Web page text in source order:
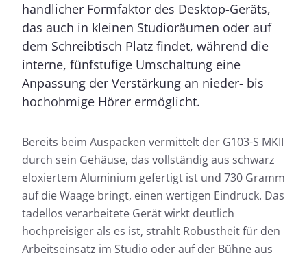
handlicher Formfaktor des Desktop-Geräts,
das auch in kleinen Studioräumen oder auf
dem Schreibtisch Platz findet, während die
interne, fünfstufige Umschaltung eine
Anpassung der Verstärkung an nieder- bis
hochohmige Hörer ermöglicht.
Bereits beim Auspacken vermittelt der G103-S MKII
durch sein Gehäuse, das vollständig aus schwarz
eloxiertem Aluminium gefertigt ist und 730 Gramm
auf die Waage bringt, einen wertigen Eindruck. Das
tadellos verarbeitete Gerät wirkt deutlich
hochpreisiger als es ist, strahlt Robustheit für den
Arbeitseinsatz im Studio oder auf der Bühne aus